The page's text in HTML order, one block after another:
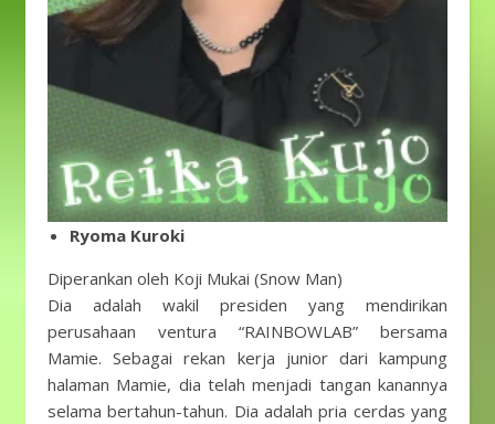
Ryoma Kuroki
Diperankan oleh Koji Mukai (Snow Man)
Dia adalah wakil presiden yang mendirikan
perusahaan ventura “RAINBOWLAB” bersama
Mamie. Sebagai rekan kerja junior dari kampung
halaman Mamie, dia telah menjadi tangan kanannya
selama bertahun-tahun. Dia adalah pria cerdas yang